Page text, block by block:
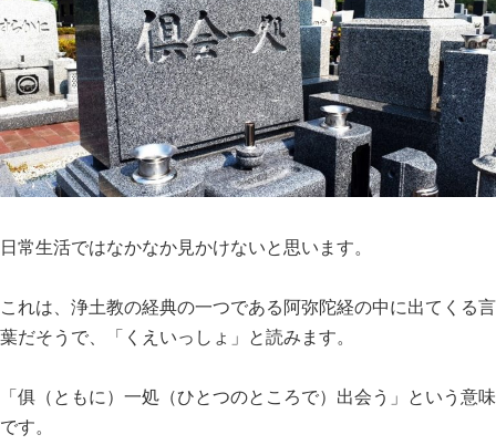
日常生活ではなかなか見かけないと思います。
これは、浄土教の経典の一つである阿弥陀経の中に出てくる言
葉だそうで、「くえいっしょ」と読みます。
「俱（ともに）一処（ひとつのところで）出会う」という意味
です。